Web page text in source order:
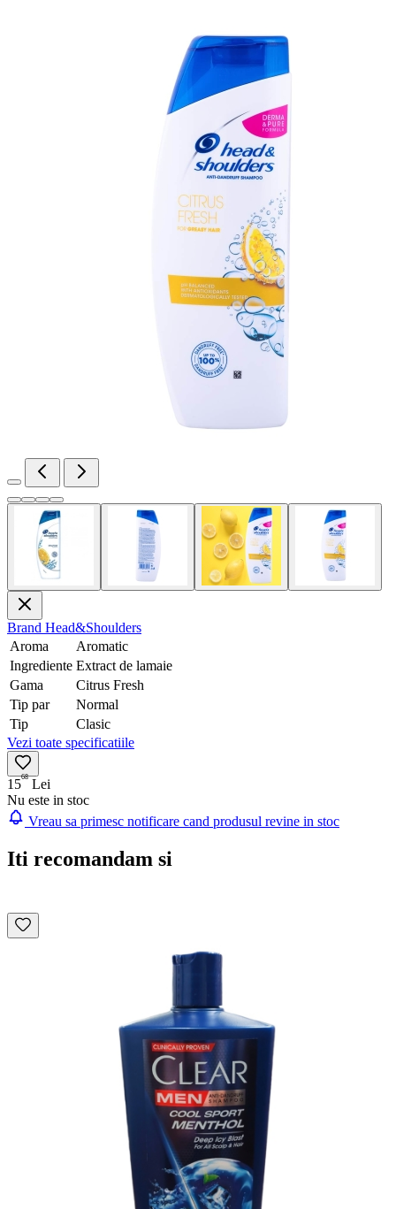
Brand Head&Shoulders
Aroma
Aromatic
Ingrediente Extract de lamaie
Gama
Citrus Fresh
Tip par
Normal
Tip
Clasic
Vezi toate specificatiile
1568 Lei
Nu este in stoc
Vreau sa primesc notificare cand produsul revine in stoc
Iti recomandam si